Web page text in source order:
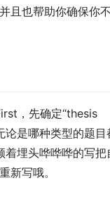
且也帮助你确保你
，先确定“thesis
是哪种类型的题目
埋头哗哗哗的写把
新写哦。